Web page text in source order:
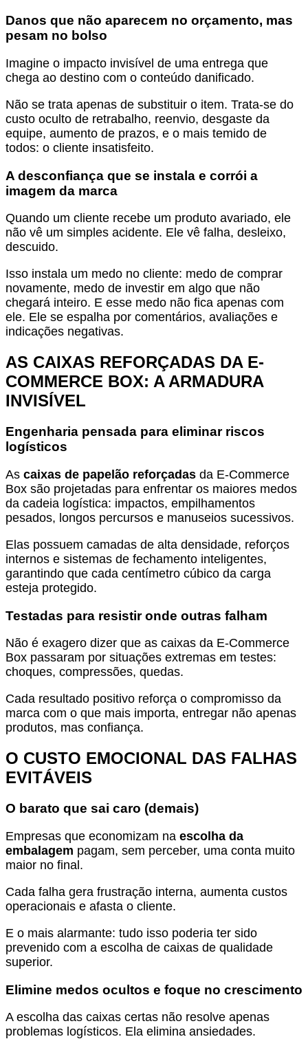
Danos que não aparecem no orçamento, mas
pesam no bolso
Imagine o impacto invisível de uma entrega que
chega ao destino com o conteúdo danificado.
Não se trata apenas de substituir o item. Trata-se do
custo oculto de retrabalho, reenvio, desgaste da
equipe, aumento de prazos, e o mais temido de
todos: o cliente insatisfeito.
A desconfiança que se instala e corrói a
imagem da marca
Quando um cliente recebe um produto avariado, ele
não vê um simples acidente. Ele vê falha, desleixo,
descuido.
Isso instala um medo no cliente: medo de comprar
novamente, medo de investir em algo que não
chegará inteiro. E esse medo não fica apenas com
ele. Ele se espalha por comentários, avaliações e
indicações negativas.
AS CAIXAS REFORÇADAS DA E-
COMMERCE BOX: A ARMADURA
INVISÍVEL
Engenharia pensada para eliminar riscos
logísticos
As caixas de papelão reforçadas da E-Commerce
Box são projetadas para enfrentar os maiores medos
da cadeia logística: impactos, empilhamentos
pesados, longos percursos e manuseios sucessivos.
Elas possuem camadas de alta densidade, reforços
internos e sistemas de fechamento inteligentes,
garantindo que cada centímetro cúbico da carga
esteja protegido.
Testadas para resistir onde outras falham
Não é exagero dizer que as caixas da E-Commerce
Box passaram por situações extremas em testes:
choques, compressões, quedas.
Cada resultado positivo reforça o compromisso da
marca com o que mais importa, entregar não apenas
produtos, mas confiança.
O CUSTO EMOCIONAL DAS FALHAS
EVITÁVEIS
O barato que sai caro (demais)
Empresas que economizam na escolha da
embalagem pagam, sem perceber, uma conta muito
maior no final.
Cada falha gera frustração interna, aumenta custos
operacionais e afasta o cliente.
E o mais alarmante: tudo isso poderia ter sido
prevenido com a escolha de caixas de qualidade
superior.
Elimine medos ocultos e foque no crescimento
A escolha das caixas certas não resolve apenas
problemas logísticos. Ela elimina ansiedades.